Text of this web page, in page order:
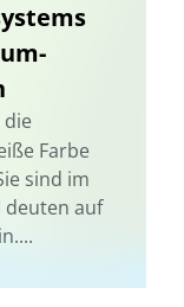
Farbe
sind im
deuten auf